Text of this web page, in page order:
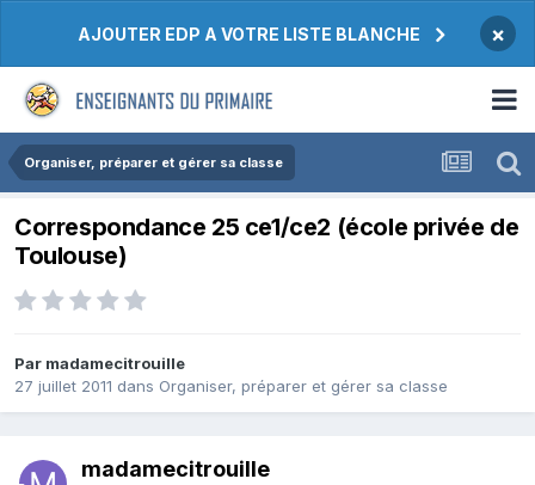
AJOUTER EDP A VOTRE LISTE BLANCHE ×
Organiser, préparer et gérer sa classe
Correspondance 25 ce1/ce2 (école privée de
Toulouse)
Par madamecitrouille
27 juillet 2011 dans Organiser, préparer et gérer sa classe
madamecitrouille